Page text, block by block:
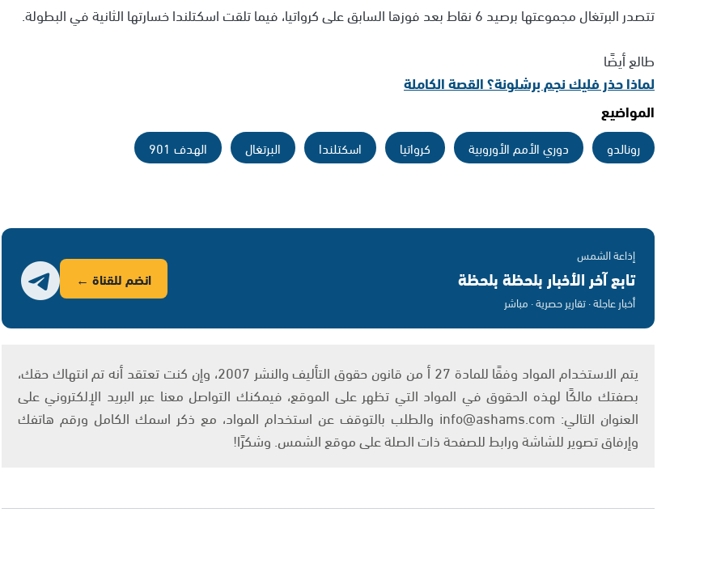
تتصدر البرتغال مجموعتها برصيد 6 نقاط بعد فوزها السابق على كرواتيا، فيما تلقت اسكتلندا خسارتها الثانية في البطولة.
طالع أيضًا
لماذا حذر فليك نجم برشلونة؟ القصة الكاملة
المواضيع
رونالدو دوري الأمم الأوروبية كرواتيا اسكتلندا البرتغال الهدف 901
إذاعة الشمس
تابع آخر الأخبار بلحظة بلحظة
أخبار عاجلة · تقارير حصرية · مباشر
انضم للقناة ←
يتم الاستخدام المواد وفقًا للمادة 27 أ من قانون حقوق التأليف والنشر 2007، وإن كنت تعتقد أنه تم انتهاك حقك،
بصفتك مالكًا لهذه الحقوق في المواد التي تظهر على الموقع، فيمكنك التواصل معنا عبر البريد الإلكتروني على
العنوان التالي: info@ashams.com والطلب بالتوقف عن استخدام المواد، مع ذكر اسمك الكامل ورقم هاتفك
وإرفاق تصوير للشاشة ورابط للصفحة ذات الصلة على موقع الشمس. وشكرًا!